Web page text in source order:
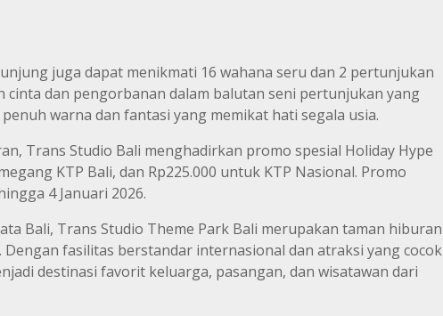
juga dapat menikmati 16 wahana seru dan 2 pertunjukan
cinta dan pengorbanan dalam balutan seni pertunjukan yang
warna dan fantasi yang memikat hati segala usia.
Trans Studio Bali menghadirkan promo spesial Holiday Hype
KTP Bali, dan Rp225.000 untuk KTP Nasional. Promo
4 Januari 2026.
Bali, Trans Studio Theme Park Bali merupakan taman hiburan
fasilitas berstandar internasional dan atraksi yang cocok
destinasi favorit keluarga, pasangan, dan wisatawan dari